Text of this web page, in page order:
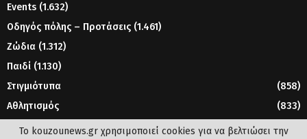
Events (1.632)
Οδηγός πόλης – Προτάσεις (1.461)
Ζώδια (1.312)
Παιδί (1.130)
Στιγμιότυπα
(858)
Αθλητισμός
(833)
Γυναίκα
Το kouzounews.gr χρησιμοποιεί cookies για να βελτιώσει την